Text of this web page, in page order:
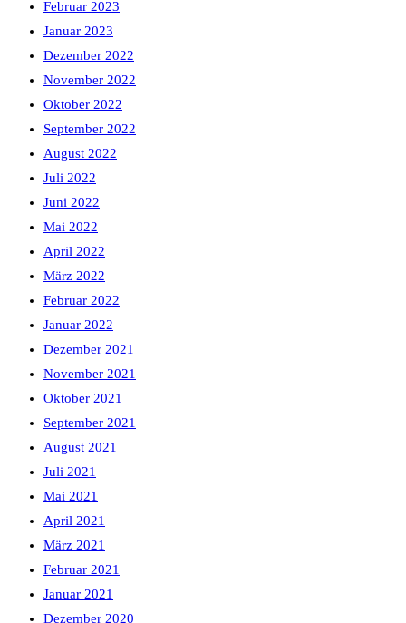
Februar 2023
Januar 2023
Dezember 2022
November 2022
Oktober 2022
September 2022
August 2022
Juli 2022
Juni 2022
Mai 2022
April 2022
März 2022
Februar 2022
Januar 2022
Dezember 2021
November 2021
Oktober 2021
September 2021
August 2021
Juli 2021
Mai 2021
April 2021
März 2021
Februar 2021
Januar 2021
Dezember 2020